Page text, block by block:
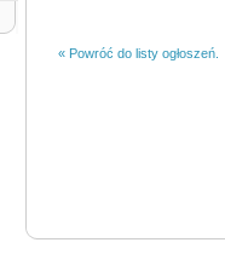
« Powróć do listy ogłoszeń.